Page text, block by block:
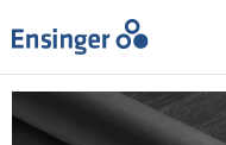
您的詢價
首
頁